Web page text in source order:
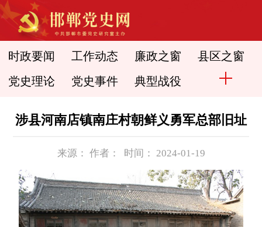
时政要闻 工作动态 廉政之窗 县区之窗
党史理论 党史事件 典型战役
涉县河南店镇南庄村朝鲜义勇军总部旧址
来源： 作者： 时间： 2024-01-19